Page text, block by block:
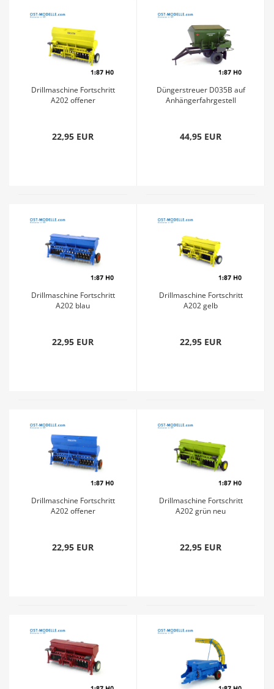
Drillmaschine Fortschritt
A202 offener
22,95 EUR
Düngerstreuer D035B auf
Anhängerfahrgestell
44,95 EUR
Drillmaschine Fortschritt
A202 blau
22,95 EUR
Drillmaschine Fortschritt
A202 gelb
22,95 EUR
Drillmaschine Fortschritt
A202 offener
22,95 EUR
Drillmaschine Fortschritt
A202 grün neu
22,95 EUR